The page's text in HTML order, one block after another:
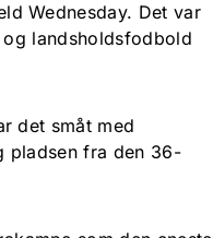
Wednesday. Det var
og landsholdsfodbold
det småt med
pladsen fra den 36-